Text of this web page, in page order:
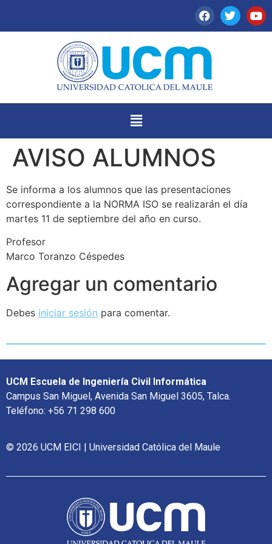
AVISO ALUMNOS
Se informa a los alumnos que las presentaciones
correspondiente a la NORMA ISO se realizarán el día
martes 11 de septiembre del año en curso.
Profesor
Marco Toranzo Céspedes
Agregar un comentario
Debes iniciar sesión para comentar.
UCM Escuela de Ingeniería Civil Informática
Campus San Miguel, Avenida San Miguel 3605, Talca.
Teléfono: +56 71 298 600
© 2026 UCM EICI | Universidad Católica del Maule